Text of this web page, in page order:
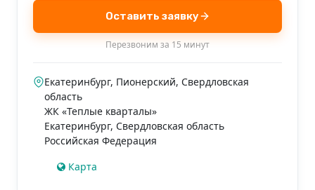
Оставить заявку
Перезвоним за 15 минут
Екатеринбург, Пионерский, Свердловская
область
ЖК «Теплые кварталы»
Екатеринбург, Свердловская область
Российская Федерация
Карта